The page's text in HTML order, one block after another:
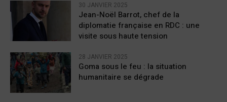
30 JANVIER 2025
Jean-Noël Barrot, chef de la
diplomatie française en RDC : une
visite sous haute tension
28 JANVIER 2025
Goma sous le feu : la situation
humanitaire se dégrade